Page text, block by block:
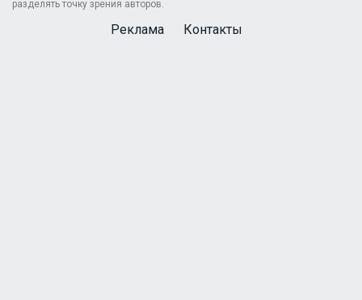
разделять точку зрения авторов.
Реклама Контакты